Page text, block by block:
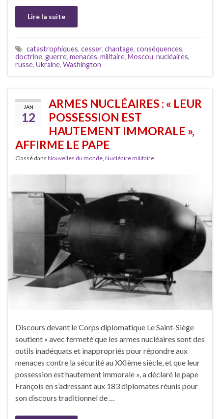
Lire la suite
catastrophiques, cesser, chantage, conséquences,
doctrine, guerre, menaces, militaire, Moscou, nucléaires,
russe, Ukraine, Washington
JAN
12
ARMES NUCLÉAIRES : « LEUR
POSSESSION EST
HAUTEMENT IMMORALE »,
AFFIRME LE PAPE
Classé dans Nouvelles du monde Nucléaire militaire
Discours devant le Corps diplomatique Le Saint-Siège
soutient « avec fermeté que les armes nucléaires sont des
outils inadéquats et inappropriés pour répondre aux
menaces contre la sécurité au XXIème siècle, et que leur
possession est hautement immorale », a déclaré le pape
François en s’adressant aux 183 diplomates réunis pour
son discours traditionnel de …